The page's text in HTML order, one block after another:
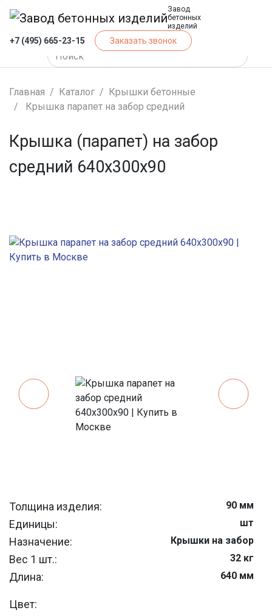
Завод
бетонных
изделий
+7 (495) 665-23-15 Заказать звонок
Главная Каталог
Крышки бетонные
Крышка парапет на забор средний
Крышка (парапет) на забор
средний 640х300х90
Толщина изделия: 90 мм
Единицы: шт
Назначение: Крышки на забор
Вес 1 шт.: 32 кг
Длина: 640 мм
Цвет: